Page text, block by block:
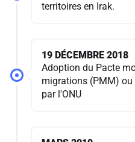
territoires en Irak.
19 DÉCEMBRE 2018
Adoption du Pacte
migrations (PMM) ou
par l'ONU